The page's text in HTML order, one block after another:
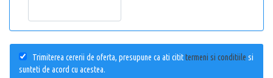
Trimiterea cererii de oferta, presupune ca ati citittermeni si conditiile si
sunteti de acord cu acestea.